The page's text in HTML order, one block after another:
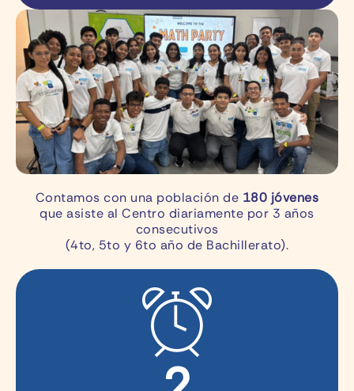
Contamos con una población de 180 jóvenes
que asiste al Centro diariamente por 3 años
consecutivos
(4to, 5to y 6to año de Bachillerato).